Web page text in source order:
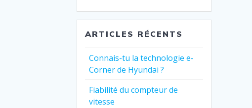
ARTICLES RÉCENTS
Connais-tu la technologie e-
Corner de Hyundai ?
Fiabilité du compteur de
vitesse